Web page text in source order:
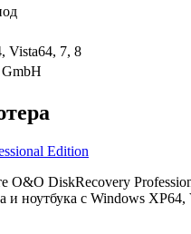
Vista64, 7, 8
Edition
O&O DiskRecovery
и ноутбука с Windows XP64,